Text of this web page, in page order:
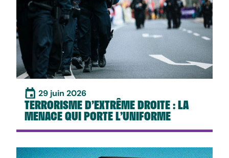
29 juin 2026
TERRORISME D’EXTRÊME DROITE : LA
MENACE QUI PORTE L’UNIFORME